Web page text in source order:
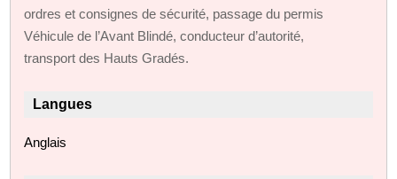
ordres et consignes de sécurité, passage du permis
Véhicule de l’Avant Blindé, conducteur d’autorité,
transport des Hauts Gradés.
Langues
Anglais